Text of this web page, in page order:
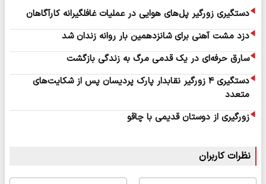
دستگیری زورگیر پل‌های هوایی در عملیات غافلگیرانه کارآگاهان
دزد مشت آهنی برای شانزدهمین بار روانه زندان شد
سارق حرفه‌ای در یک قدمی مرگ به زندگی بازگشت
دستگیری ۴ زورگیر نقابدار پارک پردیسان پس از شکایت‌های
متعدد
زورگیری از دوستان قدیمی با چاقو
نظرات کاربران